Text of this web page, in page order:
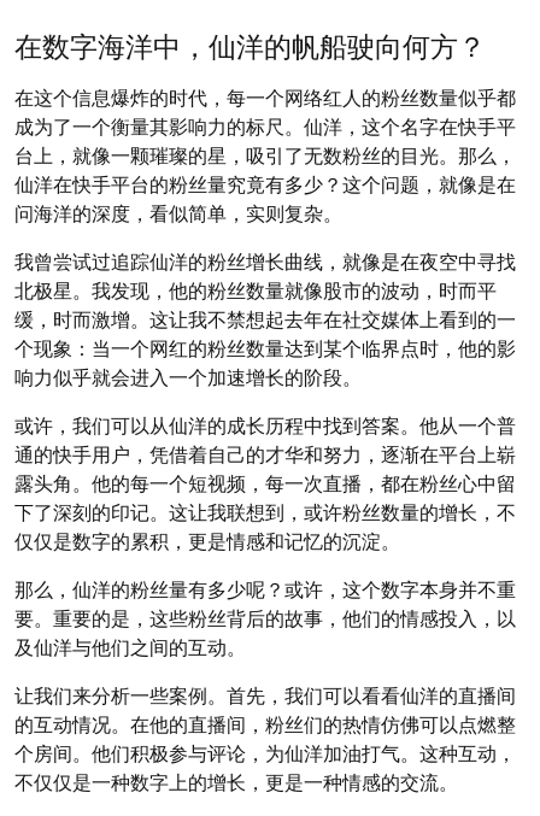
在数字海洋中，仙洋的帆船驶向何方？
在这个信息爆炸的时代，每一个网络红人的粉丝数量似乎都
成为了一个衡量其影响力的标尺。仙洋，这个名字在快手平
台上，就像一颗璀璨的星，吸引了无数粉丝的目光。那么，
仙洋在快手平台的粉丝量究竟有多少？这个问题，就像是在
问海洋的深度，看似简单，实则复杂。
我曾尝试过追踪仙洋的粉丝增长曲线，就像是在夜空中寻找
北极星。我发现，他的粉丝数量就像股市的波动，时而平
缓，时而激增。这让我不禁想起去年在社交媒体上看到的一
个现象：当一个网红的粉丝数量达到某个临界点时，他的影
响力似乎就会进入一个加速增长的阶段。
或许，我们可以从仙洋的成长历程中找到答案。他从一个普
通的快手用户，凭借着自己的才华和努力，逐渐在平台上崭
露头角。他的每一个短视频，每一次直播，都在粉丝心中留
下了深刻的印记。这让我联想到，或许粉丝数量的增长，不
仅仅是数字的累积，更是情感和记忆的沉淀。
那么，仙洋的粉丝量有多少呢？或许，这个数字本身并不重
要。重要的是，这些粉丝背后的故事，他们的情感投入，以
及仙洋与他们之间的互动。
让我们来分析一些案例。首先，我们可以看看仙洋的直播间
的互动情况。在他的直播间，粉丝们的热情仿佛可以点燃整
个房间。他们积极参与评论，为仙洋加油打气。这种互动，
不仅仅是一种数字上的增长，更是一种情感的交流。